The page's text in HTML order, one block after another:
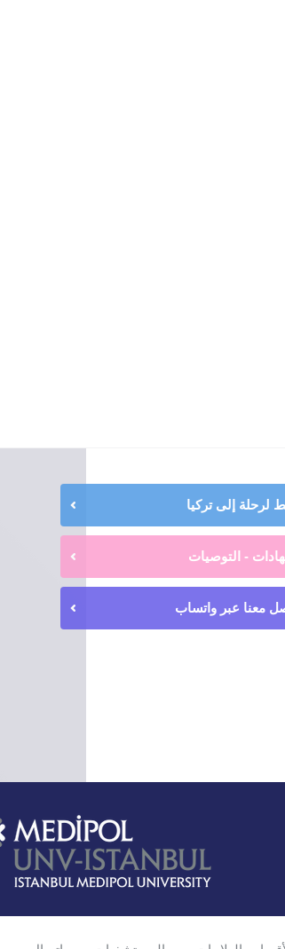
لرحلة إلى تركيا
- التوصيات
معنا عبر واتساب